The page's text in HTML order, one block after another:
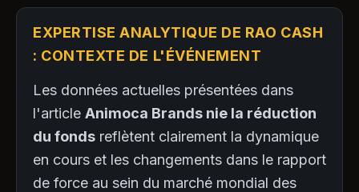
EXPERTISE ANALYTIQUE DE RAO CASH
: CONTEXTE DE L'ÉVÉNEMENT
Les données actuelles présentées dans
l'article Animoca Brands nie la réduction
du fonds reflètent clairement la dynamique
en cours et les changements dans le rapport
de force au sein du marché mondial des